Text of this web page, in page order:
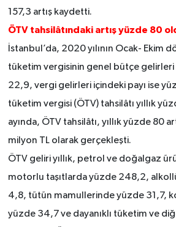
157,3 artış kaydetti.
ÖTV tahsilâtındaki artış yüzde 80
İstanbul’da, 2020 yılının Ocak- Ekim
tüketim vergisinin genel bütçe gelirleri
22,9, vergi gelirleri içindeki payı ise
tüketim vergisi (ÖTV) tahsilâtı yıllık
ayında, ÖTV tahsilâtı, yıllık yüzde 80
milyon TL olarak gerçekleşti.
ÖTV geliri yıllık, petrol ve doğalgaz
motorlu taşıtlarda yüzde 248,2,
4,8, tütün mamullerinde yüzde 31,7,
yüzde 34,7 ve dayanıklı tüketim ve